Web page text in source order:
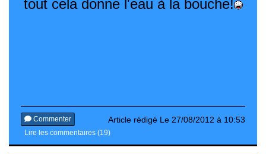
tout cela donne l'eau à la bouche!
Article rédigé Le 27/08/2012 à 10:53
Commenter
Lire les commentaires (19)